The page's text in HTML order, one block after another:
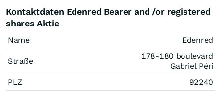
Kontaktdaten Edenred Bearer and /or registered
shares Aktie
Name Edenred
Straße
178-180 boulevard
Gabriel Péri
PLZ
92240